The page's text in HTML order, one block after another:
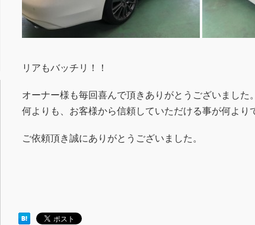
リアもバッチリ！！
オーナー様も毎回喜んで頂きありがとうございました。
何よりも、お客様から信頼していただける事が何より
ご依頼頂き誠にありがとうございました。